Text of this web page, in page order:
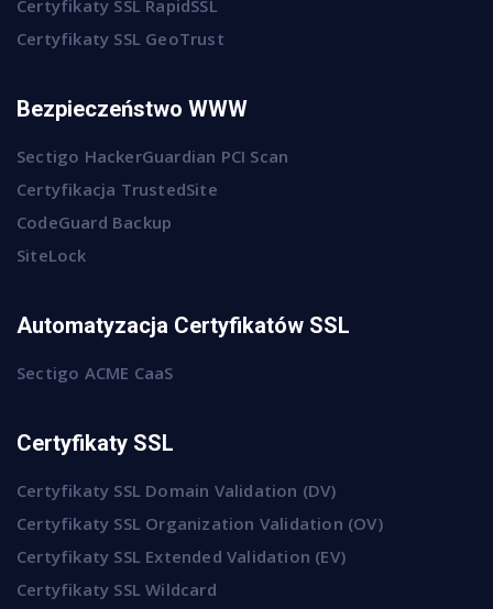
Certyfikaty SSL RapidSSL
Certyfikaty SSL GeoTrust
Bezpieczeństwo WWW
Sectigo HackerGuardian PCI Scan
Certyfikacja TrustedSite
CodeGuard Backup
SiteLock
Automatyzacja Certyfikatów SSL
Sectigo ACME CaaS
Certyfikaty SSL
Certyfikaty SSL Domain Validation (DV)
Certyfikaty SSL Organization Validation (OV)
Certyfikaty SSL Extended Validation (EV)
Certyfikaty SSL Wildcard